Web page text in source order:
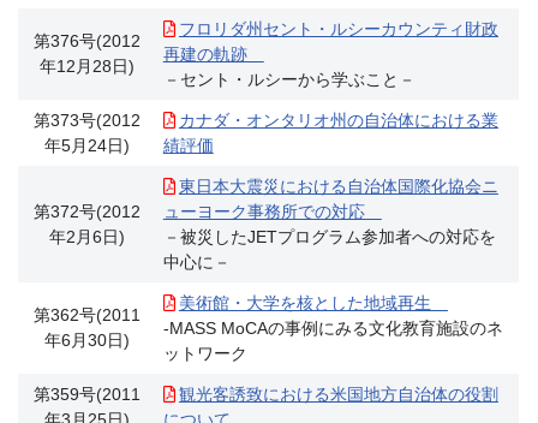
第376号(2012
年12月28日)
フロリダ州セント・ルシーカウンティ財政
再建の軌跡
－セント・ルシーから学ぶこと－
第373号(2012
年5月24日)
カナダ・オンタリオ州の自治体における業
績評価
第372号(2012
年2月6日)
東日本大震災における自治体国際化協会ニ
ューヨーク事務所での対応
－被災したJETプログラム参加者への対応を
中心に－
第362号(2011
年6月30日)
美術館・大学を核とした地域再生
-MASS MoCAの事例にみる文化教育施設のネ
ットワーク
第359号(2011
観光客誘致における米国地方自治体の役割